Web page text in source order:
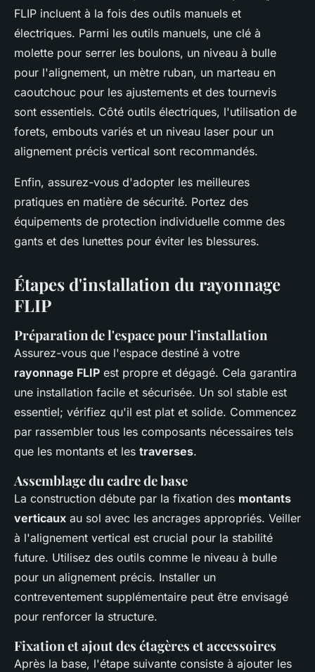
FLIP incluent à la fois des outils manuels et
électriques. Parmi les outils manuels, une clé à
molette pour serrer les boulons, un niveau à bulle
pour l'alignement, un mètre ruban, un marteau en
caoutchouc pour les ajustements et des tournevis
sont essentiels. Côté outils électriques, l'utilisation de
forets, embouts variés et un niveau laser pour un
alignement précis vertical sont recommandés.
Enfin, assurez-vous d'adopter les meilleures
pratiques en matière de sécurité. Portez des
équipements de protection individuelle comme des
gants et des lunettes pour éviter les blessures.
Étapes d'installation du rayonnage
FLIP
Préparation de l'espace pour l'installation
Assurez-vous que l'espace destiné à votre
rayonnage FLIP est propre et dégagé. Cela garantira
une installation facile et sécurisée. Un sol stable est
essentiel; vérifiez qu'il est plat et solide. Commencez
par rassembler tous les composants nécessaires tels
que les montants et les traverses.
Assemblage du cadre de base
La construction débute par la fixation des montants
verticaux au sol avec les ancrages appropriés. Veiller
à l'alignement vertical est crucial pour la stabilité
future. Utilisez des outils comme le niveau à bulle
pour un alignement précis. Installer un
contreventement supplémentaire peut être envisagé
pour renforcer la structure.
Fixation et ajout des étagères et accessoires
Après la base, l'étape suivante consiste à ajouter les